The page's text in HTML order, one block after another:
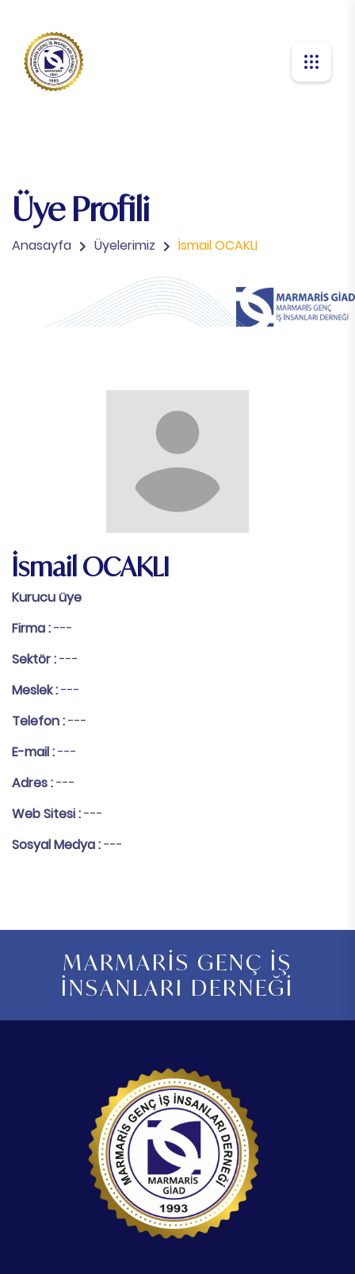
Üye Profili
Anasayfa Üyelerimiz İsmail OCAKLI
İsmail OCAKLI
Kurucu üye
Firma :---
Sektör :---
Meslek :---
Telefon :---
E-mail :---
Adres :---
Web Sitesi :---
Sosyal Medya :---
MARMARİS GENÇ İŞ
İNSANLARI DERNEĞİ